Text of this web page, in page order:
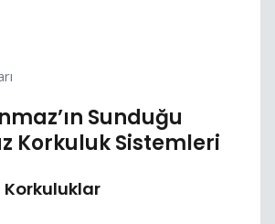
Sunduğu
Korkuluk Sistemleri
Korkuluklar